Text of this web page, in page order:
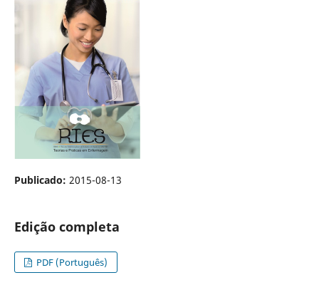
Publicado: 2015-08-13
Edição completa
PDF (Português)